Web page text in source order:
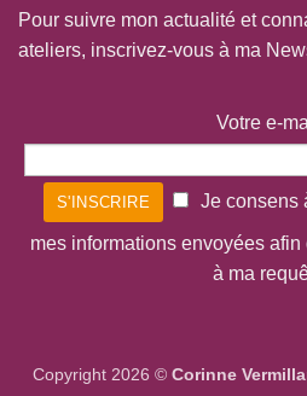
Pour suivre mon actualité et
ateliers, inscrivez-vous à ma
Votre e-
Je consens
mes informations envoyées
à ma
Copyright 2026 © Corinne